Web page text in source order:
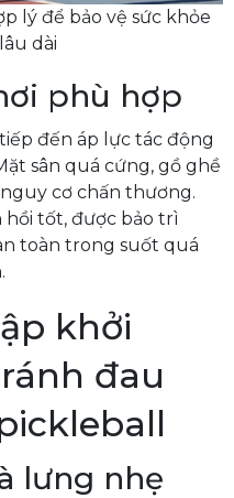
lý để bảo vệ sức khỏe
dài
phù hợp
đến áp lực tác động
sân quá cứng, gồ ghề
cơ chấn thương.
hồi tốt, được bảo trì
toàn trong suốt quá
khởi
đau
lưng nhẹ